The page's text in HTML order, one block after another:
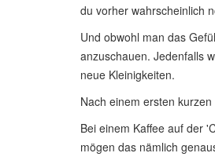
du vorher wahrscheinlich
Und obwohl man das
anzuschauen. Jedenfalls
neue Kleinigkeiten.
Nach einem ersten
Bei einem Kaffee auf der
mögen das nämlich